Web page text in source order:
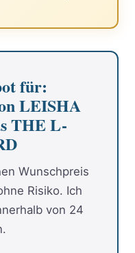
für:
LEISHA
THE L-
Wunschpreis
Risiko. Ich
von 24